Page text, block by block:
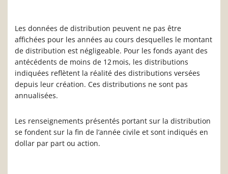
Les données de distribution peuvent ne pas être
affichées pour les années au cours desquelles le montant
de distribution est négligeable. Pour les fonds ayant des
antécédents de moins de 12 mois, les distributions
indiquées reflètent la réalité des distributions versées
depuis leur création. Ces distributions ne sont pas
annualisées.
Les renseignements présentés portant sur la distribution
se fondent sur la fin de l’année civile et sont indiqués en
dollar par part ou action.